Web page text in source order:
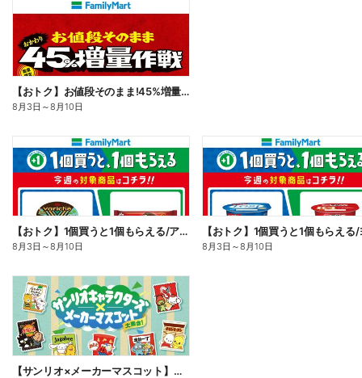
【おトク】お値段そのまま!45%増量作戦!
8月3日 ～8月10日
【おトク】1個買うと1個もらえる/アイス
8月3日 ～8月10日 8月3日 ～8月10日
【サンリオ×メーカーマスコット】オリジナルグッズ貰える!